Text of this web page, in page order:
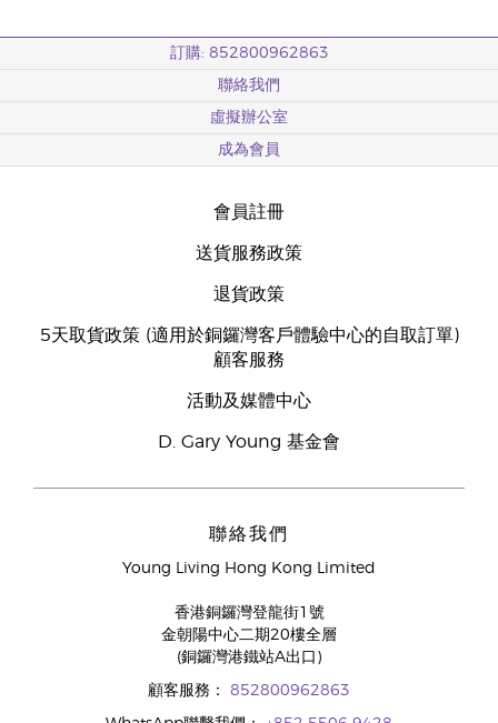
訂購: 852800962863
聯絡我們
虛擬辦公室
成為會員
會員註冊
送貨服務政策
退貨政策
5天取貨政策 (適用於銅鑼灣客戶體驗中心的自取訂單)
顧客服務
活動及媒體中心
D. Gary Young 基金會
聯絡我們
Young Living Hong Kong Limited
香港銅鑼灣登龍街1號
金朝陽中心二期20樓全層
(銅鑼灣港鐵站A出口)
顧客服務： 852800962863